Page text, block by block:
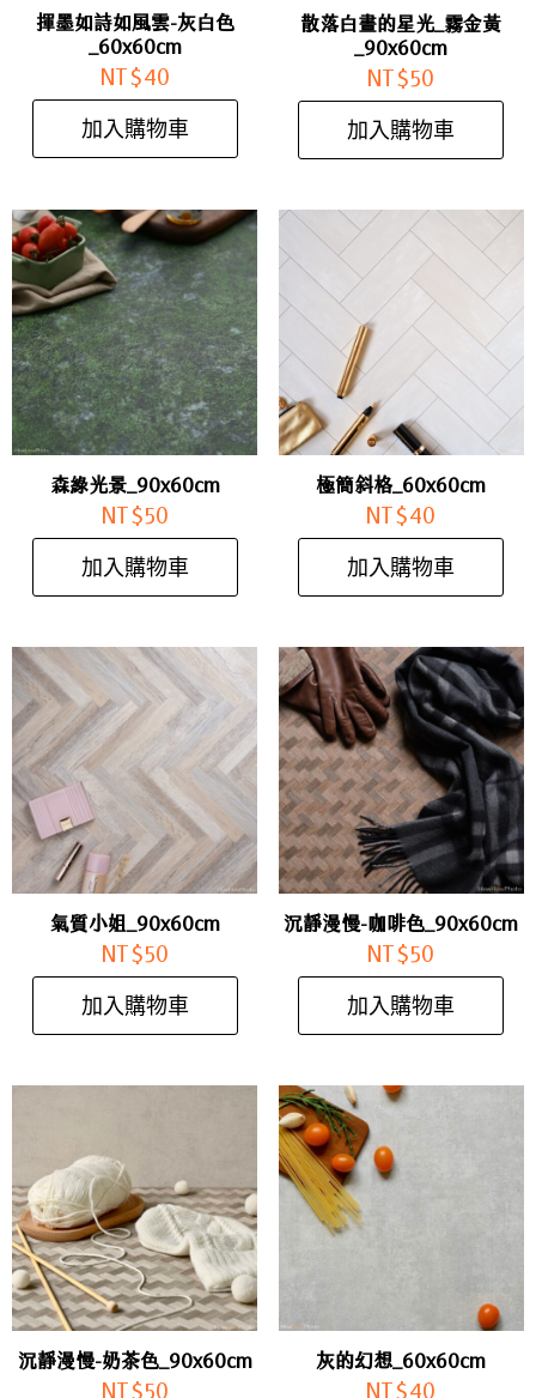
揮墨如詩如風雲-灰白色
_60x60cm
NT$40
加入購物車
散落白晝的星光_霧金黃
_90x60cm
NT$50
加入購物車
森綠光景_90x60cm
NT$50
加入購物車
極簡斜格_60x60cm
NT$40
加入購物車
氣質小姐_90x60cm
NT$50
加入購物車
沉靜漫慢-咖啡色_90x60cm
NT$50
加入購物車
沉靜漫慢-奶茶色_90x60cm
NT$50
灰的幻想_60x60cm
NT$40